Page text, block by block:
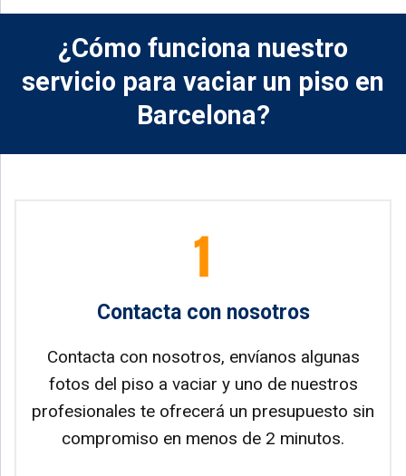
¿Cómo funciona nuestro
servicio para vaciar un piso en
Barcelona?
Contacta con nosotros
Contacta con nosotros, envíanos algunas
fotos del piso a vaciar y uno de nuestros
profesionales te ofrecerá un presupuesto sin
compromiso en menos de 2 minutos.